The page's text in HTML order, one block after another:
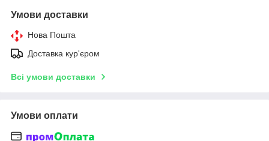
Умови доставки
Нова Пошта
Доставка кур'єром
Всі умови доставки
Умови оплати